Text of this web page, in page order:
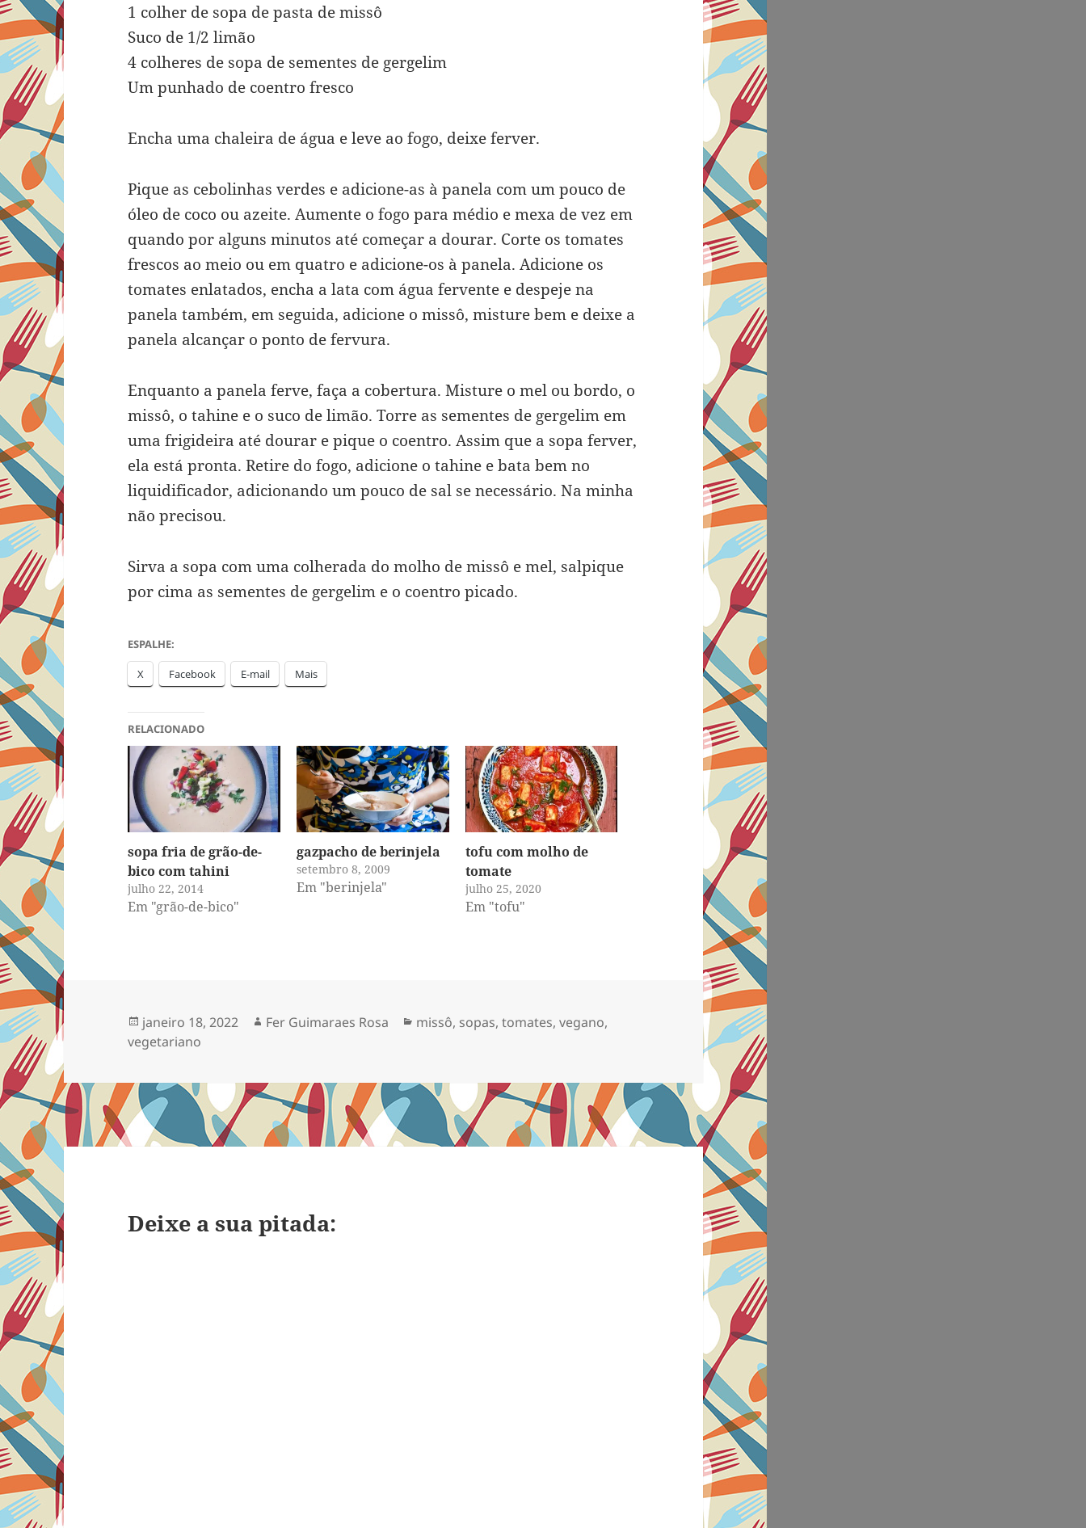
1 colher de sopa de pasta de missô
Suco de 1/2 limão
4 colheres de sopa de sementes de gergelim
Um punhado de coentro fresco
Encha uma chaleira de água e leve ao fogo, deixe ferver.
Pique as cebolinhas verdes e adicione-as à panela com um pouco de
óleo de coco ou azeite. Aumente o fogo para médio e mexa de vez em
quando por alguns minutos até começar a dourar. Corte os tomates
frescos ao meio ou em quatro e adicione-os à panela. Adicione os
tomates enlatados, encha a lata com água fervente e despeje na
panela também, em seguida, adicione o missô, misture bem e deixe a
panela alcançar o ponto de fervura.
Enquanto a panela ferve, faça a cobertura. Misture o mel ou bordo, o
missô, o tahine e o suco de limão. Torre as sementes de gergelim em
uma frigideira até dourar e pique o coentro. Assim que a sopa ferver,
ela está pronta. Retire do fogo, adicione o tahine e bata bem no
liquidificador, adicionando um pouco de sal se necessário. Na minha
não precisou.
Sirva a sopa com uma colherada do molho de missô e mel, salpique
por cima as sementes de gergelim e o coentro picado.
ESPALHE:
X Facebook E-mail Mais
RELACIONADO
sopa fria de grão-de-
bico com tahini
julho 22, 2014
Em "grão-de-bico"
gazpacho de berinjela
setembro 8, 2009
Em "berinjela"
tofu com molho de
tomate
julho 25, 2020
Em "tofu"
Publicado
em
janeiro 18, 2022 Autor
Fer Guimaraes Rosa Categorias
missô, sopas,tomates,vegano,
vegetariano
Deixe a sua pitada: